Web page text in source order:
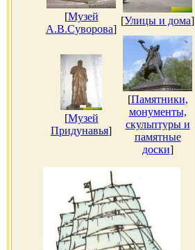
[Музей
А.В.Суворова]
[Улицы и дома]
[Музей
Придунавья]
[Памятники,
монументы,
скульптуры и
памятные
доски]